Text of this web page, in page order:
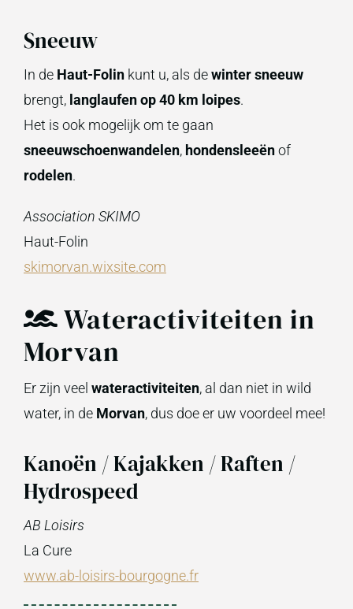
Sneeuw
In de Haut-Folinkunt u, als dewintersneeuw
brengt, langlaufen op 40 km loipes.
Het is ook mogelijk om te gaan
sneeuwschoenwandelen, hondensleeënof
rodelen.
Association SKIMO
Haut-Folin
skimorvan.wixsite.com
Wateractiviteiten in
Morvan
Er zijn veel wateractiviteiten, al dan niet in wild
water, in de Morvan, dus doe er uw voordeel mee!
Kanoën / Kajakken / Raften /
Hydrospeed
AB Loisirs
La Cure
www.ab-loisirs-bourgogne.fr